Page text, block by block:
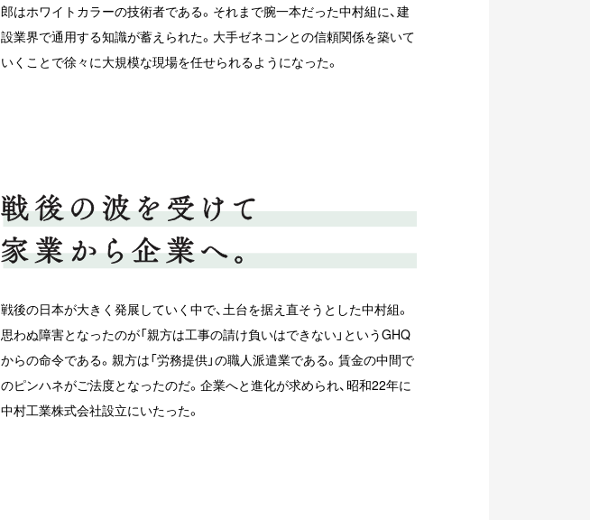
郎はホワイトカラーの技術者である。それまで腕一本だった中村組に、建
設業界で通用する知識が蓄えられた。大手ゼネコンとの信頼関係を築いて
いくことで徐々に大規模な現場を任せられるようになった。
戦後の日本が大きく発展していく中で、土台を据え直そうとした中村組。
思わぬ障害となったのが「親方は工事の請け負いはできない」というGHQ
からの命令である。親方は「労務提供」の職人派遣業である。賃金の中間で
のピンハネがご法度となったのだ。企業へと進化が求められ、昭和22年に
中村工業株式会社設立にいたった。